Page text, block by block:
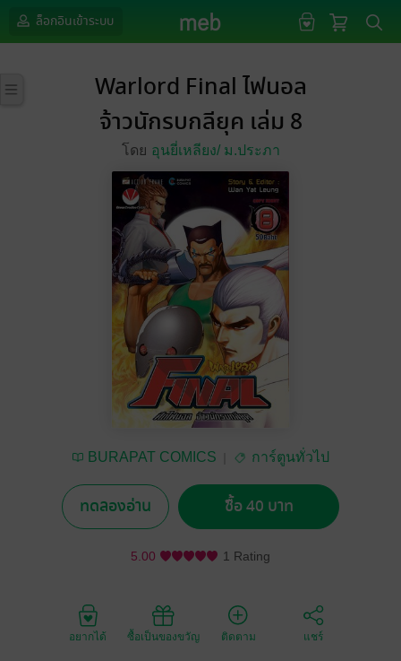
ล็อกอินเข้าระบบ
Warlord Final ไฟนอล
จ้าวนักรบกลียุค เล่ม 8
โดย อุนยี่เหลียง/ ม.ประภา
BURAPAT COMICS การ์ตูนทั่วไป
ทดลองอ่าน ซื้อ 40 บาท
5.00 1 Rating
อยากได้ ซื้อเป็นของขวัญ ติดตาม แชร์